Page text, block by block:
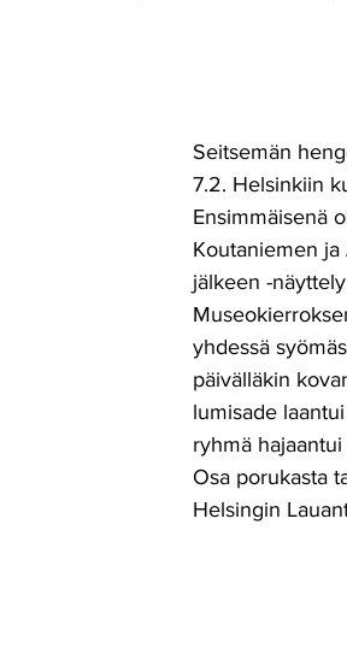
Seitsemän
7.2. Helsinkiin
Ensimmäisenä
Koutaniemen ja
jälkeen -
yhdessä
päivälläkin
lumisade
ryhmä
Osa porukasta
Helsingin